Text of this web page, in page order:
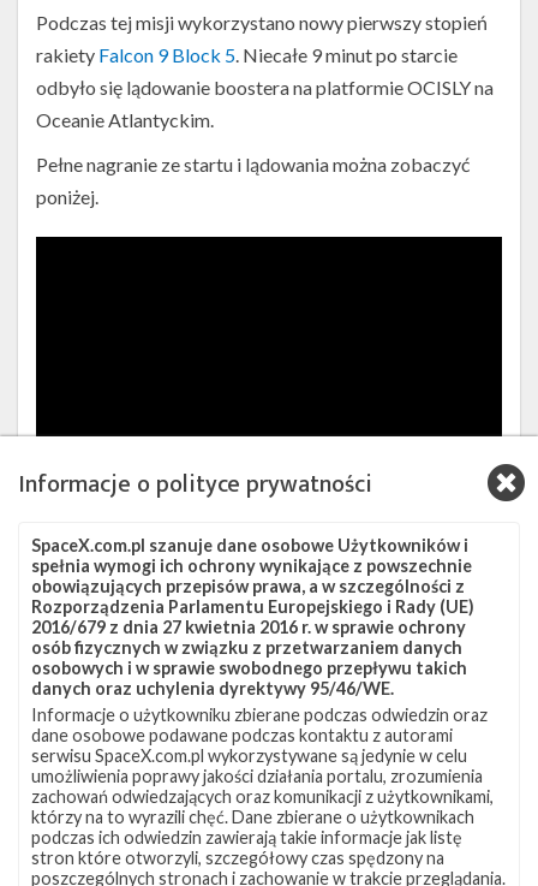
Rakieta
Falcon
9
na
platformie
SLC-
40
Podczas tej misji wykorzystano nowy pierwszy stopień
rakiety Falcon 9 Block 5. Niecałe 9 minut po starcie
odbyło się lądowanie boostera na platformie OCISLY na
Oceanie Atlantyckim.
Pełne nagranie ze startu i lądowania można zobaczyć
poniżej.
Źródła:Telesat (1),Telesat (2),APSTAR,SpaceX (1),
SpaceX (2)
Szukaj po tematach
APSTAR APSTAR-5C Falcon 9 Lądowanie
OCISLY SLC-40 Telesat Telstar 18 VANTAGE
Artykuł autorstwa
Mateusz Fojcik
Informacje o polityce prywatności
SpaceX.com.pl szanuje dane osobowe Użytkowników i
spełnia wymogi ich ochrony wynikające z powszechnie
obowiązujących przepisów prawa, a w szczególności z
Rozporządzenia Parlamentu Europejskiego i Rady (UE)
2016/679 z dnia 27 kwietnia 2016 r. w sprawie ochrony
osób fizycznych w związku z przetwarzaniem danych
osobowych i w sprawie swobodnego przepływu takich
danych oraz uchylenia dyrektywy 95/46/WE.
Informacje o użytkowniku zbierane podczas odwiedzin oraz
dane osobowe podawane podczas kontaktu z autorami
serwisu SpaceX.com.pl wykorzystywane są jedynie w celu
umożliwienia poprawy jakości działania portalu, zrozumienia
zachowań odwiedzających oraz komunikacji z użytkownikami,
którzy na to wyrazili chęć. Dane zbierane o użytkownikach
podczas ich odwiedzin zawierają takie informacje jak listę
stron które otworzyli, szczegółowy czas spędzony na
poszczególnych stronach i zachowanie w trakcie przeglądania.